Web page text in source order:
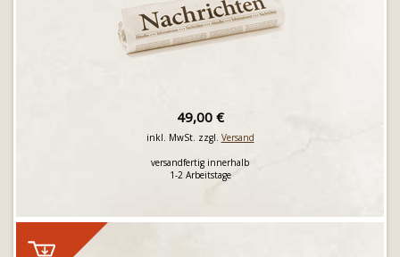
49,00 €
inkl. MwSt. zzgl. Versand
versandfertig innerhalb
1-2 Arbeitstage